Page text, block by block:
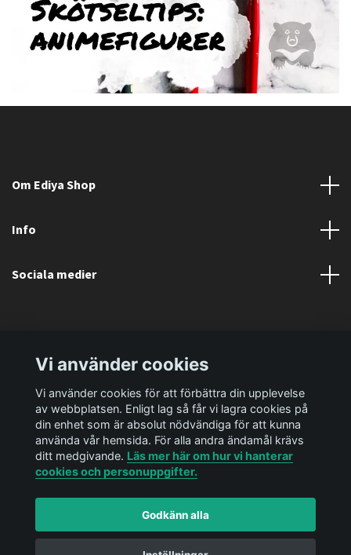
Om Ediya Shop
Info
Sociala medier
© 2026 Ediya Shop ABPowered by Quickbutik
Vi använder cookies
Vi använder cookies för att förbättra din upplevelse
av webbplatsen. Enligt lag så får vi lagra cookies på
din enhet som är absolut nödvändiga för att kunna
använda vår hemsida. För alla andra ändamål krävs
ditt medgivande. Läs mer här om hur vi hanterar
cookies och personuppgifter.
Godkänn alla